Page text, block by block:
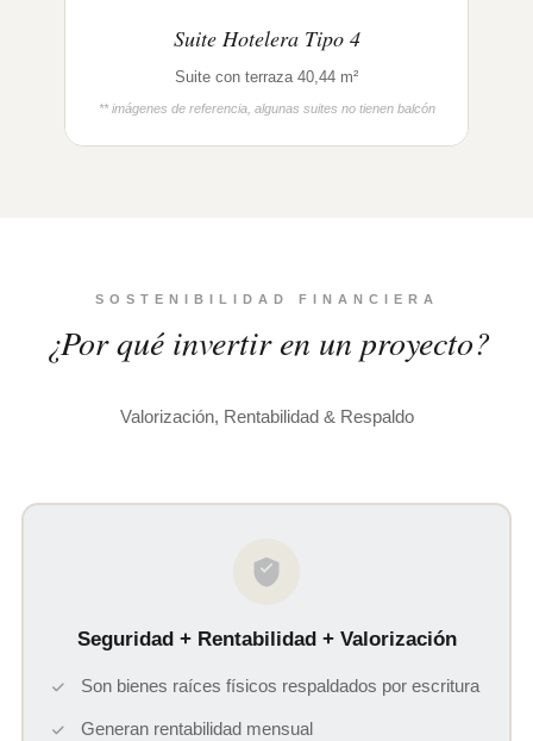
Suite Hotelera Tipo 4
Suite con terraza 40,44 m²
** imágenes de referencia, algunas suites no tienen balcón
SOSTENIBILIDAD FINANCIERA
¿Por qué invertir en un proyecto?
Valorización, Rentabilidad & Respaldo
Seguridad + Rentabilidad + Valorización
Son bienes raíces físicos respaldados por escritura
Generan rentabilidad mensual